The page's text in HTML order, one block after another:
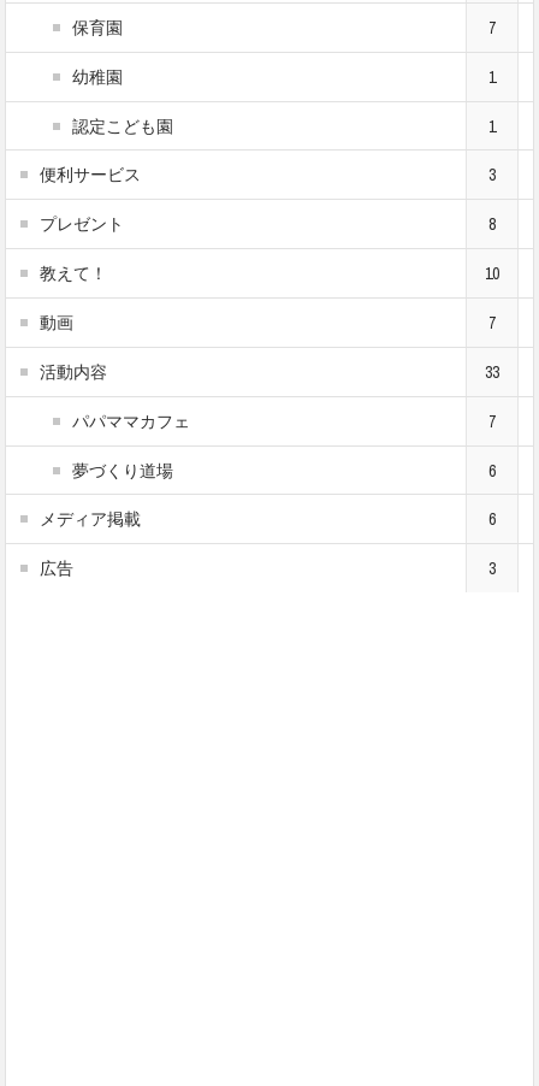
保育園 7
幼稚園 1
認定こども園 1
便利サービス 3
プレゼント 8
教えて！ 10
動画 7
活動内容 33
パパママカフェ 7
夢づくり道場 6
メディア掲載 6
広告 3